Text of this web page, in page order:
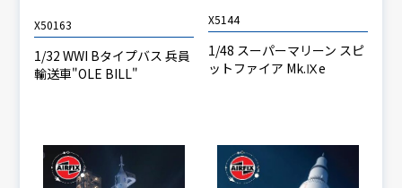
X50163
1/32 WWI Bタイプバス 兵員
輸送車"OLE BILL"
X5144
1/48 スーパーマリーン スピ
ットファイア Mk.Ⅸe